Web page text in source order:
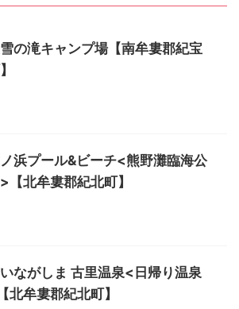
の滝キャンプ場【南牟婁郡紀宝
浜プール&ビーチ<熊野灘臨海公
【北牟婁郡紀北町】
ながしま 古里温泉<日帰り温泉
北牟婁郡紀北町】